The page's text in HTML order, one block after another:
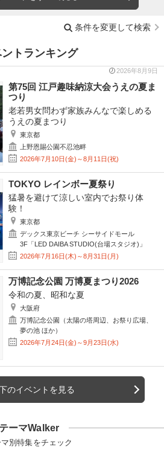
条件を変更して検索
トランキング
2026年8月9日
第75回 江戸趣味納涼大会うえの夏ま
つり
老若男女問わず家族みんなで楽しめる
うえの夏まつり
東京都
上野恩賜公園不忍池畔
2026年7月10日(金)～8月11日(祝)
TOKYO レインボー夏祭り
猛暑を避けて涼しい室内でお祭り体
験！
東京都
デックス東京ビーチ シーサイドモール
3F「LED DAIBA STUDIO(台場スタジオ)」
2026年7月16日(木)～8月31日(月)
万博記念公園 万博夏まつり2026
令和の夏、昭和な夏
大阪府
万博記念公園（太陽の塔周辺、お祭り広場、
夢の池 ほか）
2026年7月24日(金)～9月23日(水)
のイベントを見る
テーマWalker
別特集をチェック